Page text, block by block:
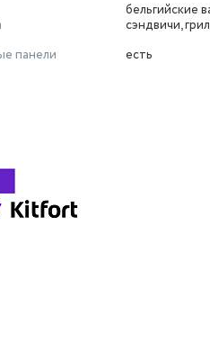
бельгийские
сэндвичи,
панели
есть